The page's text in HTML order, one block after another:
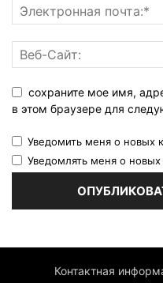
сохраните мое имя,
в этом браузере для
Уведомить меня о новых
Уведомлять меня о новых
Контактная